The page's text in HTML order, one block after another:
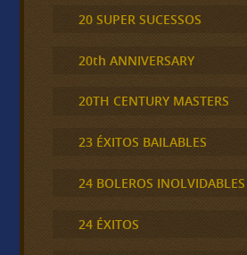
20 SUPER SUCESSOS
20th ANNIVERSARY
20TH CENTURY MASTERS
23 ÉXITOS BAILABLES
24 BOLEROS INOLVIDABLES
24 ÉXITOS